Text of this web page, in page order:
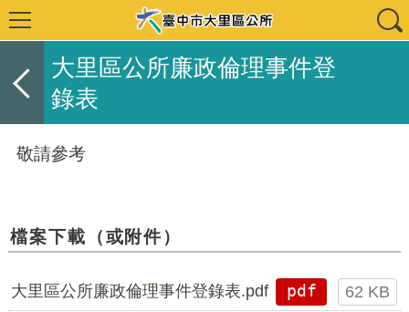
大里區公所廉政倫理事件登
錄表
敬請參考
檔案下載（或附件）
大里區公所廉政倫理事件登錄表.pdf pdf 62 KB